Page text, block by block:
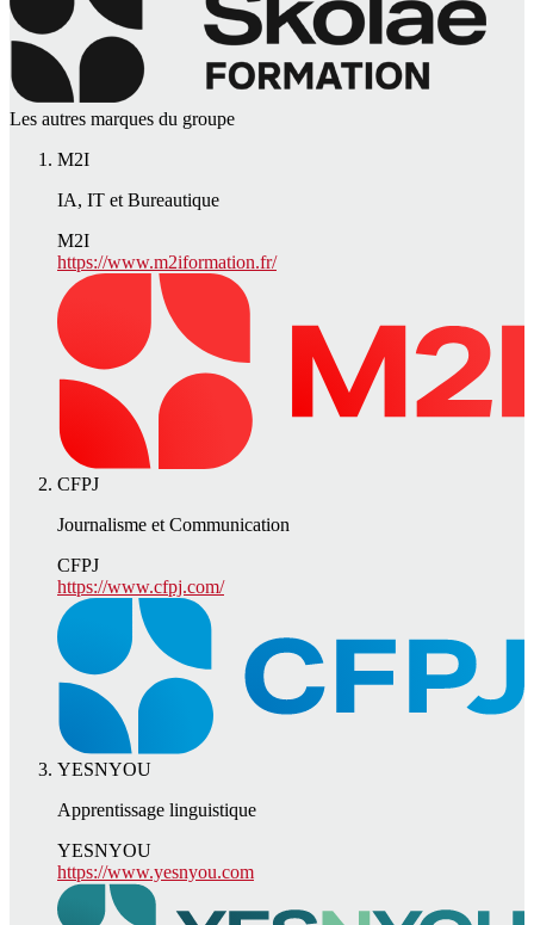
Les autres marques du groupe
M2I
IA, IT et Bureautique
M2I
https://www.m2iformation.fr/
CFPJ
Journalisme et Communication
CFPJ
https://www.cfpj.com/
YESNYOU
Apprentissage linguistique
YESNYOU
https://www.yesnyou.com